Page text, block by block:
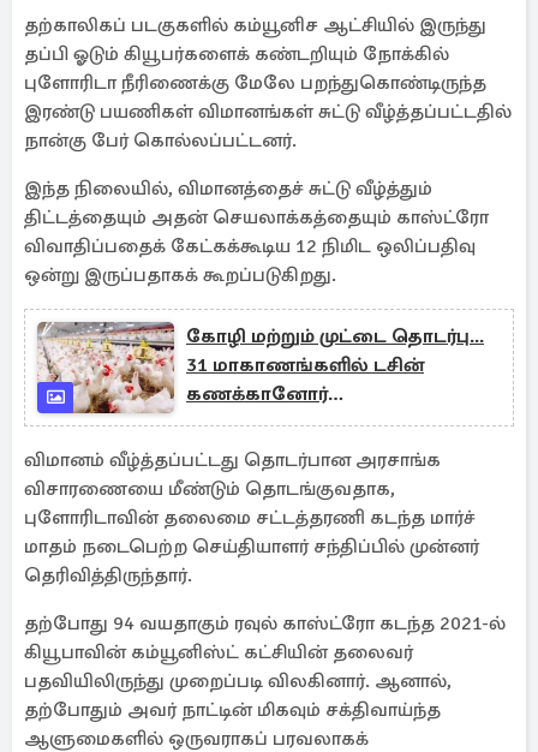
தற்காலிகப் படகுகளில் கம்யூனிச ஆட்சியில் இருந்து
தப்பி ஓடும் கியூபர்களைக் கண்டறியும் நோக்கில்
புளோரிடா நீரிணைக்கு மேலே பறந்துகொண்டிருந்த
இரண்டு பயணிகள் விமானங்கள் சுட்டு வீழ்த்தப்பட்டதில்
நான்கு பேர் கொல்லப்பட்டனர்.
இந்த நிலையில், விமானத்தைச் சுட்டு வீழ்த்தும்
திட்டத்தையும் அதன் செயலாக்கத்தையும் காஸ்ட்ரோ
விவாதிப்பதைக் கேட்கக்கூடிய 12 நிமிட ஒலிப்பதிவு
ஒன்று இருப்பதாகக் கூறப்படுகிறது.
கோழி மற்றும் முட்டை தொடர்பு...
31 மாகாணங்களில் டசின்
கணக்கானோர்
மருத்துவமனையில்
விமானம் வீழ்த்தப்பட்டது தொடர்பான அரசாங்க
விசாரணையை மீண்டும் தொடங்குவதாக,
புளோரிடாவின் தலைமை சட்டத்தரணி கடந்த மார்ச்
மாதம் நடைபெற்ற செய்தியாளர் சந்திப்பில் முன்னர்
தெரிவித்திருந்தார்.
தற்போது 94 வயதாகும் ரவுல் காஸ்ட்ரோ கடந்த 2021-ல்
கியூபாவின் கம்யூனிஸ்ட் கட்சியின் தலைவர்
பதவியிலிருந்து முறைப்படி விலகினார். ஆனால்,
தற்போதும் அவர் நாட்டின் மிகவும் சக்திவாய்ந்த
ஆளுமைகளில் ஒருவராகப் பரவலாகக்